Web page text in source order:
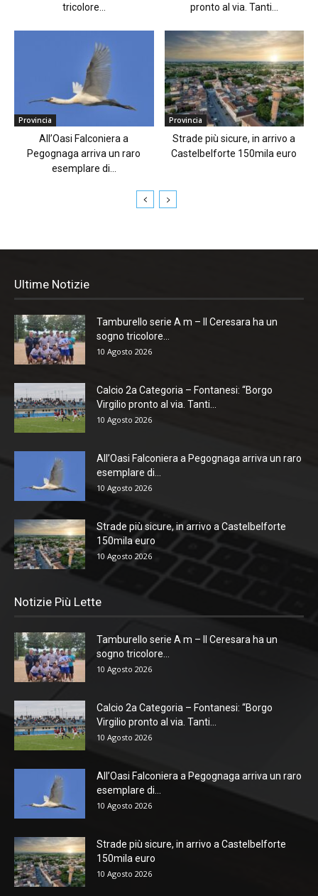
tricolore...
pronto al via. Tanti...
Provincia
All’Oasi Falconiera a
Pegognaga arriva un raro
esemplare di...
Provincia
Strade più sicure, in arrivo a
Castelbelforte 150mila euro
Ultime Notizie
Tamburello serie A m – Il Ceresara ha un
sogno tricolore...
10 Agosto 2026
Calcio 2a Categoria – Fontanesi: “Borgo
Virgilio pronto al via. Tanti...
10 Agosto 2026
All’Oasi Falconiera a Pegognaga arriva un raro
esemplare di...
10 Agosto 2026
Strade più sicure, in arrivo a Castelbelforte
150mila euro
10 Agosto 2026
Notizie Più Lette
Tamburello serie A m – Il Ceresara ha un
sogno tricolore...
10 Agosto 2026
Calcio 2a Categoria – Fontanesi: “Borgo
Virgilio pronto al via. Tanti...
10 Agosto 2026
All’Oasi Falconiera a Pegognaga arriva un raro
esemplare di...
10 Agosto 2026
Strade più sicure, in arrivo a Castelbelforte
150mila euro
10 Agosto 2026